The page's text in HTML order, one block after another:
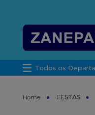
Todos os
FESTAS